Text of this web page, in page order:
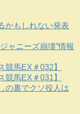
かもしれない発表
ャニーズ崩壊”情報
競馬EX＃032】
競馬EX＃031】
の裏でクソ役人は